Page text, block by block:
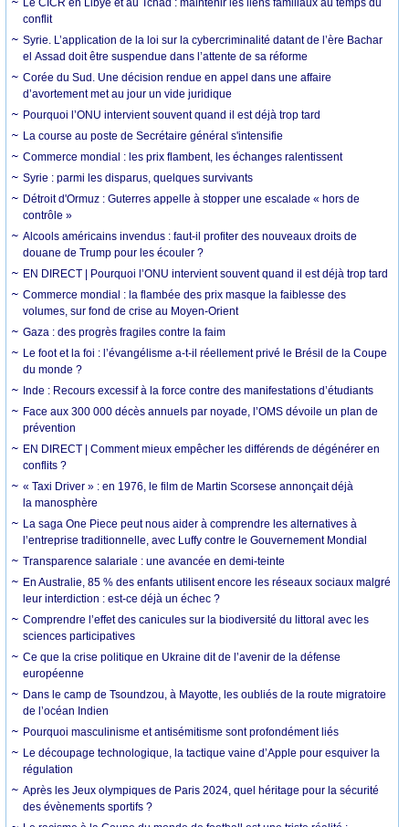
Le CICR en Libye et au Tchad : maintenir les liens familiaux au temps du
conflit
Syrie. L’application de la loi sur la cybercriminalité datant de l’ère Bachar
el Assad doit être suspendue dans l’attente de sa réforme
Corée du Sud. Une décision rendue en appel dans une affaire
d’avortement met au jour un vide juridique
Pourquoi l’ONU intervient souvent quand il est déjà trop tard
La course au poste de Secrétaire général s'intensifie
Commerce mondial : les prix flambent, les échanges ralentissent
Syrie : parmi les disparus, quelques survivants
Détroit d'Ormuz : Guterres appelle à stopper une escalade « hors de
contrôle »
Alcools américains invendus : faut-il profiter des nouveaux droits de
douane de Trump pour les écouler ?
EN DIRECT | Pourquoi l’ONU intervient souvent quand il est déjà trop tard
Commerce mondial : la flambée des prix masque la faiblesse des
volumes, sur fond de crise au Moyen-Orient
Gaza : des progrès fragiles contre la faim
Le foot et la foi : l’évangélisme a-t-il réellement privé le Brésil de la Coupe
du monde ?
Inde : Recours excessif à la force contre des manifestations d’étudiants
Face aux 300 000 décès annuels par noyade, l’OMS dévoile un plan de
prévention
EN DIRECT | Comment mieux empêcher les différends de dégénérer en
conflits ?
« Taxi Driver » : en 1976, le film de Martin Scorsese annonçait déjà
la manosphère
La saga One Piece peut nous aider à comprendre les alternatives à
l’entreprise traditionnelle, avec Luffy contre le Gouvernement Mondial
Transparence salariale : une avancée en demi-teinte
En Australie, 85 % des enfants utilisent encore les réseaux sociaux malgré
leur interdiction : est-ce déjà un échec ?
Comprendre l’effet des canicules sur la biodiversité du littoral avec les
sciences participatives
Ce que la crise politique en Ukraine dit de l’avenir de la défense
européenne
Dans le camp de Tsoundzou, à Mayotte, les oubliés de la route migratoire
de l’océan Indien
Pourquoi masculinisme et antisémitisme sont profondément liés
Le découpage technologique, la tactique vaine d’Apple pour esquiver la
régulation
Après les Jeux olympiques de Paris 2024, quel héritage pour la sécurité
des évènements sportifs ?